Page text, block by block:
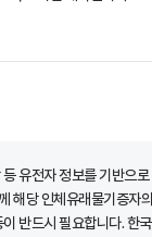
유전자 정보를 기반으
해당 인체유래물기증자
반드시 필요합니다. 한